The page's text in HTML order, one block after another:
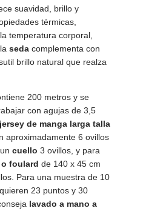
suavidad, brillo y
térmicas,
temperatura corporal,
seda complementa con
brillo natural que realza
200 metros y se
con agujas de 3,5
jersey de manga larga talla
aproximadamente 6 ovillos
cuello 3 ovillos, y para
foulard de 140 x 45 cm
Para una muestra de 10
23 puntos y 30
lavado a mano a